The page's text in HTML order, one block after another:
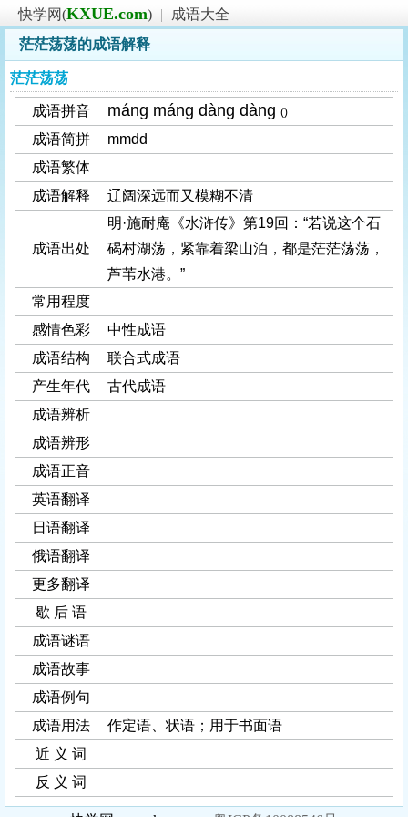
快学网(KXUE.com) |
成语大全
茫茫荡荡的成语解释
茫茫荡荡
成语拼音 máng máng dàng dàng ()
成语简拼
mmdd
成语繁体
成语解释
辽阔深远而又模糊不清
成语出处
明·施耐庵《水浒传》第19回：“若说这个石
碣村湖荡，紧靠着梁山泊，都是茫茫荡荡，
芦苇水港。”
常用程度
感情色彩
中性成语
成语结构
联合式成语
产生年代
古代成语
成语辨析
成语辨形
成语正音
英语翻译
日语翻译
俄语翻译
更多翻译
歇 后 语
成语谜语
成语故事
成语例句
成语用法
作定语、状语；用于书面语
近 义 词
反 义 词